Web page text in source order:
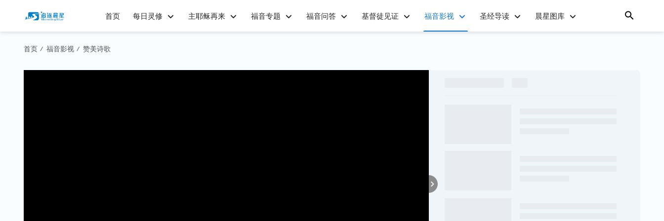
首页 每日灵修 主耶稣再来 福音专题 福音问答 基督徒见证 福音影视 圣经导读 晨星图库
首页 / 福音影视 / 赞美诗歌